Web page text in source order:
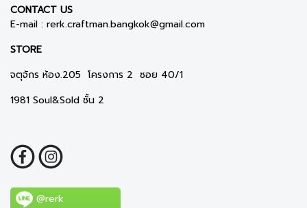
CONTACT US
E-mail : rerk.craftman.bangkok@gmail.com
STORE
จตุจักร ห้อง.205 โครงการ 2 ซอย 40/1
1981 Soul&Sold ชั้น 2
@rerk